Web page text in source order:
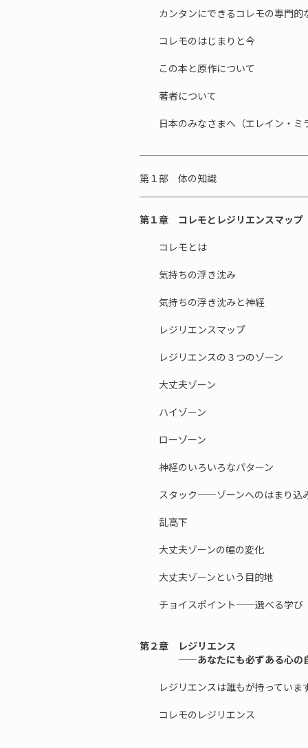
カンタンにできるコレモの専門的
コレモのはじまりと今
この本と原作について
著者について
日本のみなさまへ（エレイン・ミ
第１部 体の知識
第１章 コレモとレジリエンスマップ
コレモとは
気持ちの浮き沈み
気持ちの浮き沈みと神経
レジリエンスマップ
レジリエンスの３つのゾーン
大丈夫ゾーン
ハイゾーン
ローゾーン
神経のいろいろなパターン
スタック——ゾーンへのはまり込
乱高下
大丈夫ゾーンの幅の変化
大丈夫ゾーンという目的地
チョイスポイント——選べる学び
第２章 レジリエンス
——あなたにも必ずある心の自
レジリエンスは誰もが持っていま
コレモのレジリエンス